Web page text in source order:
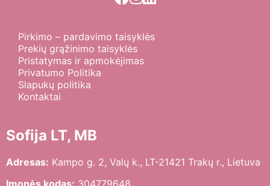
Pirkimo – pardavimo taisyklės
Prekių grąžinimo taisyklės
Pristatymas ir apmokėjimas
Privatumo Politika
Slapukų politika
Kontaktai
Sofija LT, MB
Adresas: Kampo g. 2, Valų k., LT-21421 Trakų r., Lietuva
Įmonės kodas: 304779648